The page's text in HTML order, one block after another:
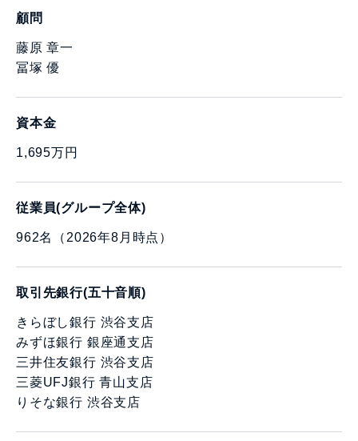
顧問
藤原 章一
冨塚 優
資本金
1,695万円
従業員(グループ全体)
962名（2026年8月時点）
取引先銀行(五十音順)
きらぼし銀行 渋谷支店
みずほ銀行 銀座通支店
三井住友銀行 渋谷支店
三菱UFJ銀行 青山支店
りそな銀行 渋谷支店